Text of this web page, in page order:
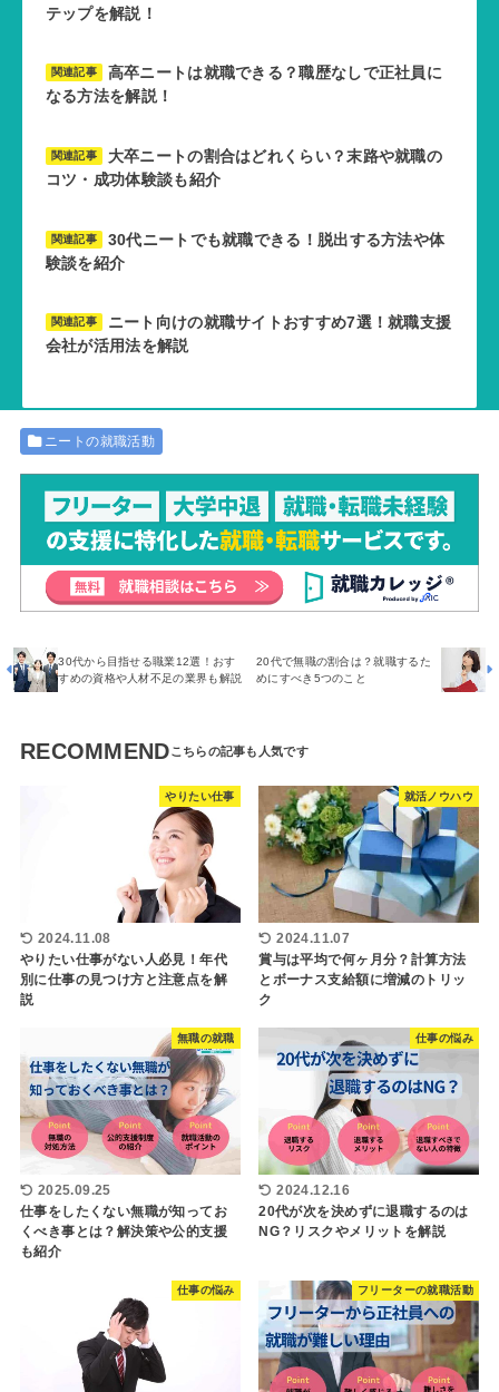
テップを解説！
関連記事
高卒ニートは就職できる？職歴なしで正社員に
なる方法を解説！
関連記事
大卒ニートの割合はどれくらい？末路や就職の
コツ・成功体験談も紹介
関連記事
30代ニートでも就職できる！脱出する方法や体
験談を紹介
関連記事
ニート向けの就職サイトおすすめ7選！就職支援
会社が活用法を解説
ニートの就職活動
30代から目指せる職業12選！おす
すめの資格や人材不足の業界も解説
20代で無職の割合は？就職するた
めにすべき5つのこと
RECOMMEND
やりたい仕事
2024.11.08
やりたい仕事がない人必見！年代
別に仕事の見つけ方と注意点を解
説
就活ノウハウ
2024.11.07
賞与は平均で何ヶ月分？計算方法
とボーナス支給額に増減のトリッ
ク
無職の就職
2025.09.25
仕事をしたくない無職が知ってお
くべき事とは？解決策や公的支援
も紹介
仕事の悩み
2024.12.16
20代が次を決めずに退職するのは
NG？リスクやメリットを解説
仕事の悩み フリーターの就職活動